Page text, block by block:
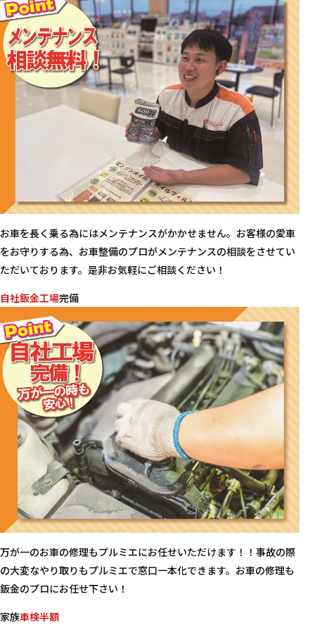
お車を長く乗る為にはメンテナンスがかかせません。お客様の愛車
をお守りする為、お車整備のプロがメンテナンスの相談をさせてい
ただいております。是非お気軽にご相談ください！
自社鈑金工場完備
万が一のお車の修理もプルミエにお任せいただけます！！事故の際
の大変なやり取りもプルミエで窓口一本化できます。お車の修理も
鈑金のプロにお任せ下さい！
家族車検半額